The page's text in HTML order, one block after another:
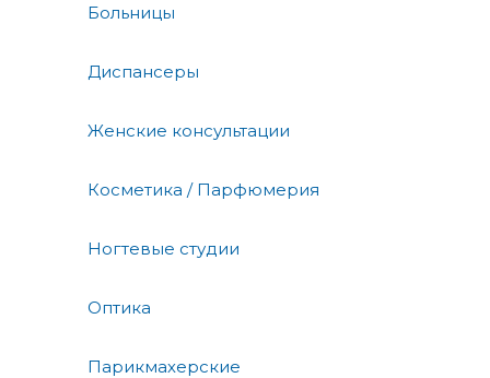
Больницы
Диспансеры
Женские консультации
Косметика / Парфюмерия
Ногтевые студии
Оптика
Парикмахерские